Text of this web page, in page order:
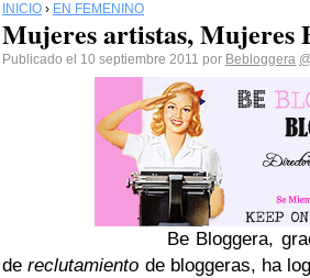
INICIO › EN FEMENINO
Mujeres artistas, Mujeres
Publicado el 10 septiembre 2011 por Bebloggera
Be Bloggera,
dereclutamiento de bloggeras, ha